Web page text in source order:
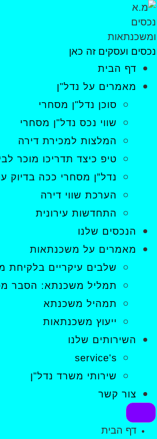
נכסים ועסקים זה כאן
דף הבית
מאמרים על נדל"ן
סוכן נדל"ן מסחרי
שווי נכס נדל"ן מסחרי
המלצות למכירת דירה
טיפ כיצד תדריכו מוכר
נדל”ן מסחרי ככה בדיוק
הערכת שווי דירה
התחדשות עירונית
הנכסים שלנו
מאמרים על משכנתאות
שלבים עיקריים בלקיחת
תמליל משכנתא: הסבר
תמהיל משכנתא
ייעוץ משכנתאות
השירותים שלנו
service's
שירותי משרד נדל"ן
צור קשר
דף הבית